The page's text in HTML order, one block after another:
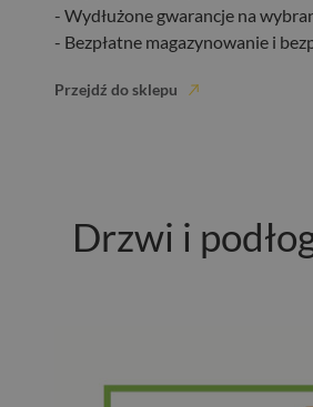
- Wydłużone gwarancje na
- Bezpłatne magazynowanie i
Przejdź do sklepu
Drzwi i